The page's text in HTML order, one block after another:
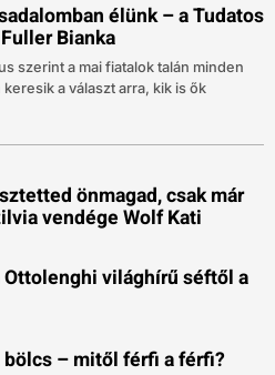
élünk – a Tudatos
Bianka
szerint a mai fiatalok talán minden
a választ arra, kik is ők
önmagad, csak már
vendége Wolf Kati
világhírű séftől a
bölcs – mitől férfi a férfi?